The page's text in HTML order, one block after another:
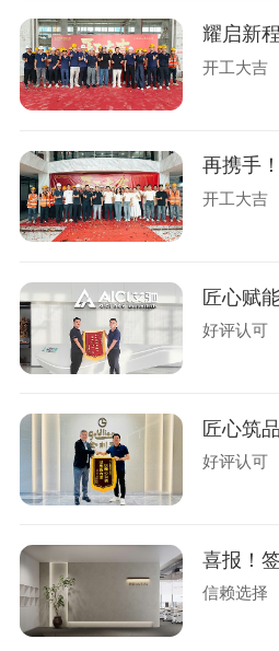
开工大吉
开工大吉
好评认可
好评认可
信赖选择